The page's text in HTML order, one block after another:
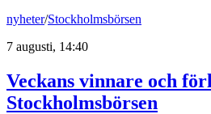
nyheter/Stockholmsbörsen
7 augusti, 14:40
Veckans vinnare och
Stockholmsbörsen